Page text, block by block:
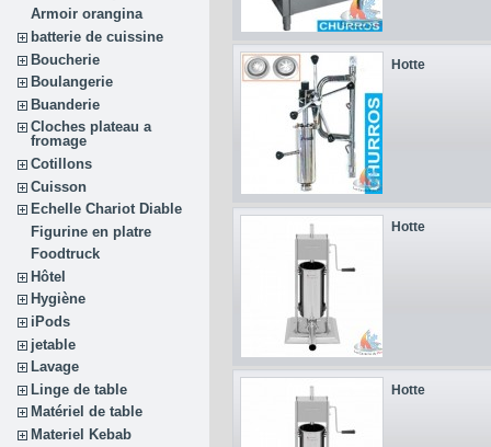
Armoir orangina
batterie de cuissine
Boucherie
Boulangerie
Buanderie
Cloches plateau a
fromage
Cotillons
Cuisson
Echelle Chariot Diable
Figurine en platre
Foodtruck
Hôtel
Hygiène
iPods
jetable
Lavage
Linge de table
Matériel de table
Materiel Kebab
Hotte
Hotte
Hotte